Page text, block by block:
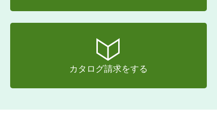
カタログ請求をする